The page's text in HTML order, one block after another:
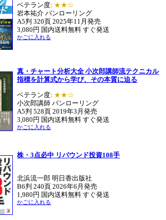
ベテラン度: ★★☆
岩本祐介 パンローリング
A5判 320頁 2025年11月発売
3,080円 国内送料無料 すぐ発送
かごに入れる
真・チャート分析大全 小次郎講師流テクニカル
指標を計算式から学び、その本質に迫る
ベテラン度: ★★☆
小次郎講師 パンローリング
A5判 528頁 2019年3月発売
3,080円 国内送料無料 すぐ発送
かごに入れる
株・3点必中 リバウンド投資108手
北浜流一郎 明日香出版社
B6判 240頁 2026年6月発売
1,980円 国内送料無料 すぐ発送
かごに入れる